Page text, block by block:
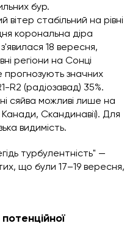
бур.
вітер стабільний на рівні
корональна діра
18 вересня,
регіони на Сонці
прогнозують значних
R2 (радіозавад) 35%.
сяйва можливі лише на
Скандинавії). Для
видимість.
турбулентність" —
що були 17–19 вересня,